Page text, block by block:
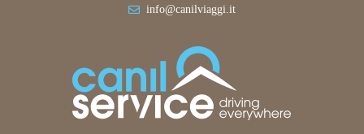
info@canilviaggi.it